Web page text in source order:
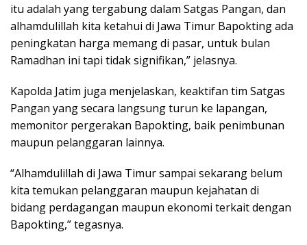
itu adalah yang tergabung dalam Satgas Pangan, dan
alhamdulillah kita ketahui di Jawa Timur Bapokting ada
peningkatan harga memang di pasar, untuk bulan
Ramadhan ini tapi tidak signifikan,” jelasnya.
Kapolda Jatim juga menjelaskan, keaktifan tim Satgas
Pangan yang secara langsung turun ke lapangan,
memonitor pergerakan Bapokting, baik penimbunan
maupun pelanggaran lainnya.
“Alhamdulillah di Jawa Timur sampai sekarang belum
kita temukan pelanggaran maupun kejahatan di
bidang perdagangan maupun ekonomi terkait dengan
Bapokting,” tegasnya.